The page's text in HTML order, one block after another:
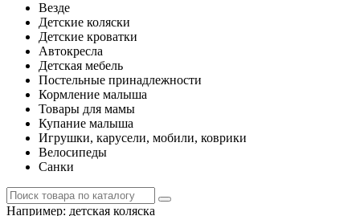
Везде
Детские коляски
Детские кроватки
Автокресла
Детская мебель
Постельные принадлежности
Кормление малыша
Товары для мамы
Купание малыша
Игрушки, карусели, мобили, коврики
Велосипеды
Санки
Например: детская коляска